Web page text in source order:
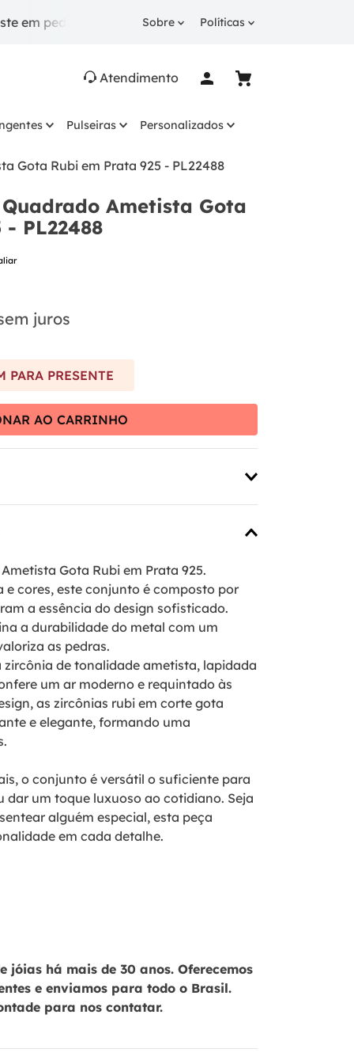
a partir de R$ 249. 10% OFFna 1ª compra
Sobre Políticas
Atendimento
Pulseiras Personalizados
Gota Rubi em Prata 925 - PL22488
Ametista Gota
PL22488
juros
PRESENTE
AO CARRINHO
Gota Rubi em Prata 925.
e cores, este conjunto é composto por
a essência do design sofisticado.
a durabilidade do metal com um
as pedras.
de tonalidade ametista, lapidada
um ar moderno e requintado às
as zircônias rubi em corte gota
e elegante, formando uma
o conjunto é versátil o suficiente para
dar um toque luxuoso ao cotidiano. Seja
alguém especial, esta peça
em cada detalhe.
jóias há mais de 30 anos. Oferecemos
e enviamos para todo o Brasil.
para nos contatar.